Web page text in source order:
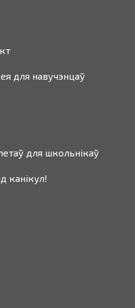
для навучэнцаў
для школьнікаў
канікул!